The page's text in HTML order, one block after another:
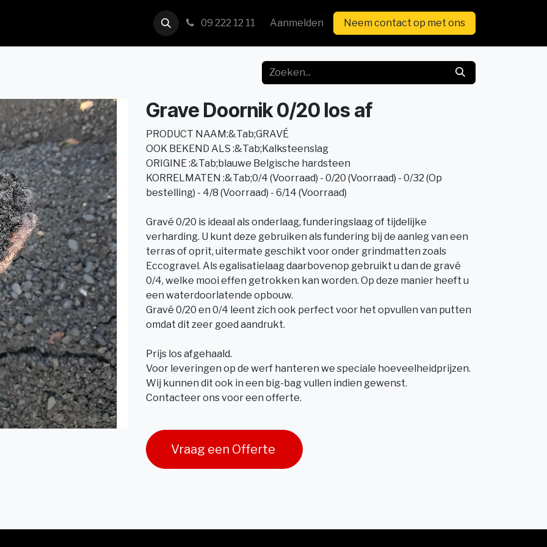
09 222 12 11 Aanmelden Neem contact op met ons
Grave Doornik 0/20 los af
PRODUCT NAAM:&Tab;GRAVÉ
OOK BEKEND ALS :&Tab;Kalksteenslag
ORIGINE :&Tab;blauwe Belgische hardsteen
KORRELMATEN :&Tab;0/4 (Voorraad) - 0/20 (Voorraad) - 0/32 (Op
bestelling) - 4/8 (Voorraad) - 6/14 (Voorraad)
Gravé 0/20 is ideaal als onderlaag, funderingslaag of tijdelijke
verharding. U kunt deze gebruiken als fundering bij de aanleg van een
terras of oprit, uitermate geschikt voor onder grindmatten zoals
Eccogravel. Als egalisatielaag daarbovenop gebruikt u dan de gravé
0/4, welke mooi effen getrokken kan worden. Op deze manier heeft u
een waterdoorlatende opbouw.
Gravé 0/20 en 0/4 leent zich ook perfect voor het opvullen van putten
omdat dit zeer goed aandrukt.
Prijs los afgehaald.
Voor leveringen op de werf hanteren we speciale hoeveelheidprijzen.
Wij kunnen dit ook in een big-bag vullen indien gewenst.
Contacteer ons voor een offerte.
Vraag een Offerte